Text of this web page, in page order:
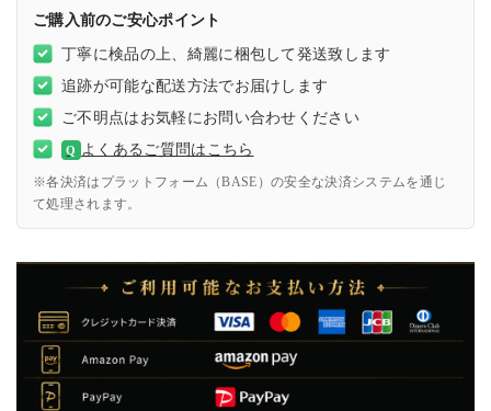
ご購入前のご安心ポイント
丁寧に検品の上、綺麗に梱包して発送致します
追跡が可能な配送方法でお届けします
ご不明点はお気軽にお問い合わせください
Q よくあるご質問はこちら
※各決済はプラットフォーム（BASE）の安全な決済システムを通じ
て処理されます。